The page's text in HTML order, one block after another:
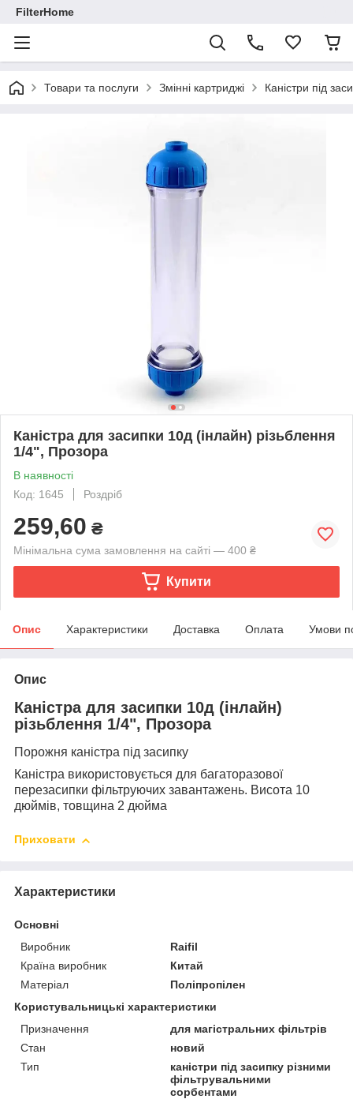
FilterHome
Товари та послуги Змінні картриджі Каністри під
Каністра для засипки 10д (інлайн) різьблення
1/4", Прозора
В наявності
Код: 1645
Роздріб
259,60 ₴
Мінімальна сума замовлення на сайті — 400 ₴
Купити
Опис Характеристики Доставка Оплата Умови
Опис
Каністра для засипки 10д (інлайн)
різьблення 1/4", Прозора
Порожня каністра під засипку
Каністра використовується для багаторазової
перезасипки фільтруючих завантажень. Висота 10
дюймів, товщина 2 дюйма
Приховати
Характеристики
Основні
Виробник
Raifil
Країна виробник
Китай
Матеріал
Поліпропілен
Користувальницькі характеристики
Призначення
для магістральних фільтрів
Стан
новий
Тип
каністри під засипку різними
фільтрувальними
сорбентами